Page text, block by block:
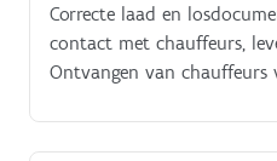
Correcte laad en
contact met chauffeurs,
Ontvangen van chauffeurs